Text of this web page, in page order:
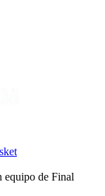
equipo de Final